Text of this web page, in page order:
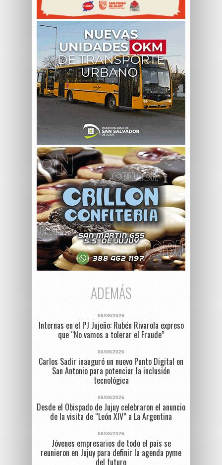
ADEMÁS
06/08/2026
Internas en el PJ Jujeño: Rubén Rivarola expreso
que “No vamos a tolerar el Fraude”
06/08/2026
Carlos Sadir inauguró un nuevo Punto Digital en
San Antonio para potenciar la inclusión
tecnológica
06/08/2026
Desde el Obispado de Jujuy celebraron el anuncio
de la visita de “León XIV” a La Argentina
06/08/2026
Jóvenes empresarios de todo el país se
reunieron en Jujuy para definir la agenda pyme
del futuro